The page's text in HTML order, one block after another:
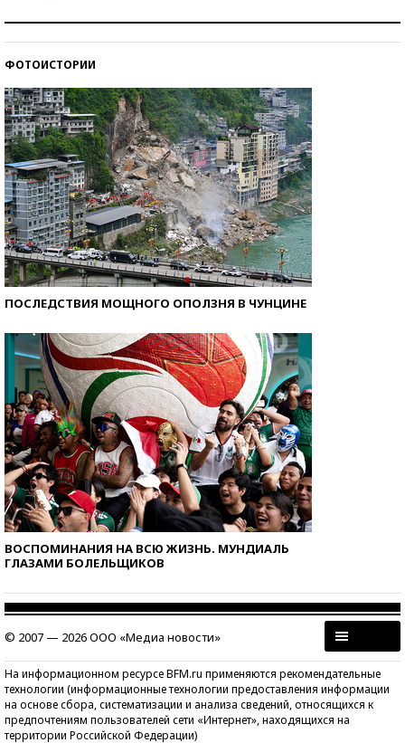
ФОТОИСТОРИИ
ПОСЛЕДСТВИЯ МОЩНОГО ОПОЛЗНЯ В ЧУНЦИНЕ
ВОСПОМИНАНИЯ НА ВСЮ ЖИЗНЬ. МУНДИАЛЬ
ГЛАЗАМИ БОЛЕЛЬЩИКОВ
© 2007 — 2026 ООО «Медиа новости»
На информационном ресурсе BFM.ru применяются рекомендательные
технологии (информационные технологии предоставления информации
на основе сбора, систематизации и анализа сведений, относящихся к
предпочтениям пользователей сети «Интернет», находящихся на
территории Российской Федерации)